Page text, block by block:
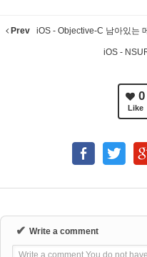
Prev iOS - Objective-C 남아있는
iOS -
0
Like
✔ Write a comment
Write a comment You do not